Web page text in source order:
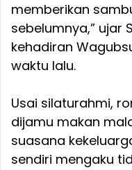
memberikan
sebelumnya,” ujar
kehadiran
waktu lalu.
Usai silaturahmi,
dijamu makan
suasana
sendiri mengaku